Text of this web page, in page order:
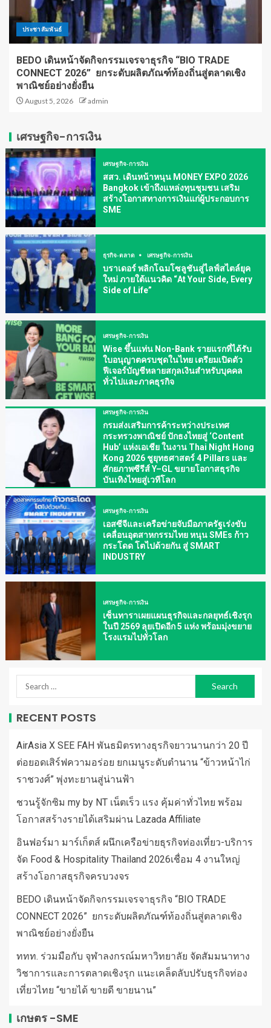
ประชาสัมพันธ์
BEDO เดินหน้าจัดกิจกรรมเจรจาธุรกิจ “BIO TRADE
CONNECT 2026” ยกระดับผลิตภัณฑ์ท้องถิ่นสู่ตลาดเชิง
พาณิชย์อย่างยั่งยืน
August 5, 2026 admin
เศรษฐกิจ-การเงิน
เศรษฐกิจ-การเงิน
สสว. เดินหน้าหนุน MONEY EXPO 2026
Bangkok เข้าถึงแหล่งทุนชุมชน เสริม
สร้างโอกาสทางการเงินแก่ผู้ประกอบการ
SME
ธุรกิจ-ตลาด เศรษฐกิจ-การเงิน
บราเดอร์ พลิกโฉมโซลูชันสู่ไลฟ์สไตล์ยุค
ใหม่ ภายใต้แนวคิด “At Your Side, Every
Side of Life”
เศรษฐกิจ-การเงิน
Wise ขึ้นแท่น Non-Bank รายแรกที่ได้รับ
ใบอนุญาตครบชุดในไทย เตรียมเปิดตัว
ฟีเจอร์บัญชีหลายสกุลเงินสำหรับบุคคล
ทั่วไปและภาคธุรกิจ
เศรษฐกิจ-การเงิน
กรมส่งเสริมการค้าระหว่างประเทศ
กระทรวงพาณิชย์ ปักธงไทยสู่ ‘Content
Hub’ แห่งเอเชีย ในงาน Thai Night Hong
Kong 2026 ชูยุทธศาสตร์ 4 Pillars และ
ศักยภาพซีรีส์ Y–GL ขยายโอกาสธุรกิจ
บันเทิงไทยสู่เวทีโลก
เศรษฐกิจ-การเงิน
เอสซีจีและเครือข่ายจับมือภาครัฐเร่งขับ
เคลื่อนอุตสาหกรรมไทย หนุน SMEs ก้าว
กระโดด โตไปด้วยกัน สู่ SMART
INDUSTRY
เศรษฐกิจ-การเงิน
เซ็นทาราเผยแผนธุรกิจและกลยุทธ์เชิงรุก
ในปี 2569 ลุยเปิดอีก 5 แห่ง พร้อมมุ่งขยาย
โรงแรมไปทั่วโลก
RECENT POSTS
AirAsia X SEE FAH พันธมิตรทางธุรกิจยาวนานกว่า 20 ปี
ต่อยอดเสิร์ฟความอร่อย ยกเมนูระดับตำนาน “ข้าวหน้าไก่
ราชวงศ์” พุ่งทะยานสู่น่านฟ้า
ชวนรู้จักซิม my by NT เน็ตเร็ว แรง คุ้มค่าทั่วไทย พร้อม
โอกาสสร้างรายได้เสริมผ่าน Lazada Affiliate
อินฟอร์มา มาร์เก็ตส์ ผนึกเครือข่ายธุรกิจท่องเที่ยว-บริการ
จัด Food & Hospitality Thailand 2026เชื่อม 4 งานใหญ่
สร้างโอกาสธุรกิจครบวงจร
BEDO เดินหน้าจัดกิจกรรมเจรจาธุรกิจ “BIO TRADE
CONNECT 2026” ยกระดับผลิตภัณฑ์ท้องถิ่นสู่ตลาดเชิง
พาณิชย์อย่างยั่งยืน
ททท. ร่วมมือกับ จุฬาลงกรณ์มหาวิทยาลัย จัดสัมมนาทาง
วิชาการและการตลาดเชิงรุก แนะเคล็ดลับปรับธุรกิจท่อง
เที่ยวไทย “ขายได้ ขายดี ขายนาน”
เกษตร -SME